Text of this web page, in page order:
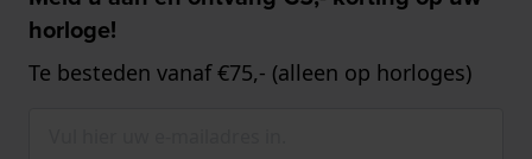
horloge!
Te besteden vanaf €75,- (alleen op horloges)